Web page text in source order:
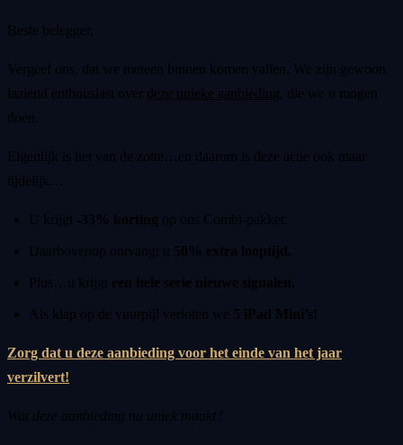
Beste belegger,
Vergeef ons, dat we meteen binnen komen vallen. We zijn gewoon
laaiend enthousiast over deze unieke aanbieding
, die we u mogen
doen.
Eigenlijk is het van de zotte…en daarom is deze actie ook maar
tijdelijk…
U krijgt -33% korting op ons Combi-pakket.
Daarbovenop ontvangt u 50% extra looptijd.
Plus…u krijgt een hele serie nieuwe signalen.
Als klap op de vuurpijl verloten we 5 iPad Mini’s!
Zorg dat u deze aanbieding voor het einde van het jaar
verzilvert!
Wat deze aanbieding nu uniek maakt?